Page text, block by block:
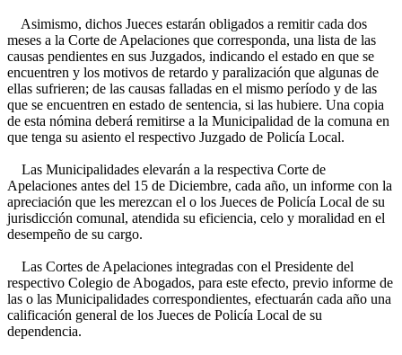
Asimismo, dichos Jueces estarán obligados a remitir cada dos
meses a la Corte de Apelaciones que corresponda, una lista de las
causas pendientes en sus Juzgados, indicando el estado en que se
encuentren y los motivos de retardo y paralización que algunas de
ellas sufrieren; de las causas falladas en el mismo período y de las
que se encuentren en estado de sentencia, si las hubiere. Una copia
de esta nómina deberá remitirse a la Municipalidad de la comuna en
que tenga su asiento el respectivo Juzgado de Policía Local.
Las Municipalidades elevarán a la respectiva Corte de
Apelaciones antes del 15 de Diciembre, cada año, un informe con la
apreciación que les merezcan el o los Jueces de Policía Local de su
jurisdicción comunal, atendida su eficiencia, celo y moralidad en el
desempeño de su cargo.
Las Cortes de Apelaciones integradas con el Presidente del
respectivo Colegio de Abogados, para este efecto, previo informe de
las o las Municipalidades correspondientes, efectuarán cada año una
calificación general de los Jueces de Policía Local de su
dependencia.